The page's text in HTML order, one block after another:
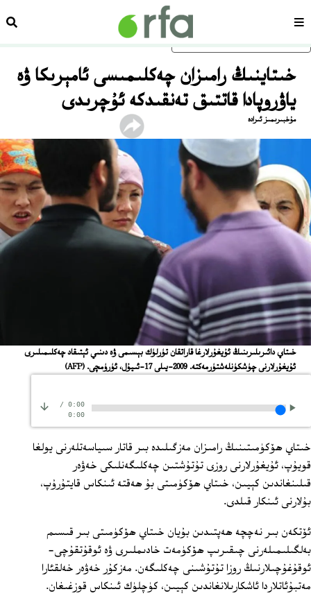
ئاساسلىق مەزمۇنغا ئاتلاڭسەھىپە
خىتاينىڭ رامىزان چەكلىمىسى ئامېرىكا ۋە
ياۋروپادا قاتتىق تەنقىدكە ئۇچرىدى
مۇخبىرىمىز ئىرادە
خىتاي دائىرىلىرىنىڭ ئۇيغۇرلارغا قاراتقان تۈرلۈك بېسىمى ۋە دىنىي ئېتىقاد چەكلىمىلىرى
ئۇيغۇرلارنى چۈشكۈنلەشتۈرمەكتە. 2009-يىلى 17-ئىيۇل، ئۈرۈمچى.
(AFP)
0:00
/
0:00
خىتاي ھۆكۈمىتىنىڭ رامىزان مەزگىلىدە بىر قاتار سىياسەتلەرنى يولغا
قويۇپ، ئۇيغۇرلارنى روزى تۇتۇشتىن چەكلىگەنلىكى خەۋەر
قىلىنغاندىن كېيىن، خىتاي ھۆكۈمىتى بۇ ھەقتە ئىنكاس قايتۇرۇپ،
بۇلارنى ئىنكار قىلدى.
ئۆتكەن بىر نەچچە ھەپتىدىن بۇيان خىتاي ھۆكۈمىتى بىر قىسىم
بەلگىلىمىلەرنى چىقىرىپ ھۆكۈمەت خادىملىرى ۋە ئوقۇتقۇچى-
ئوقۇغۇچىلارنىڭ روزا تۇتۇشىنى چەكلىگەن. مەزكۇر خەۋەر خەلقئارا
مەتبۇئاتلاردا ئاشكارىلانغاندىن كېيىن، كۈچلۈك ئىنكاس قوزغىغان.